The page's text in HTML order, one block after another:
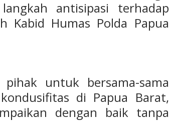
antisipasi terhadap
Kabid Humas Polda Papua
untuk bersama-sama
di Papua Barat,
dengan baik tanpa